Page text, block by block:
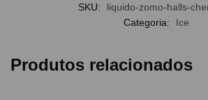
SKU:
liquido-zomo-halls-
Categoria:
Ice
Produtos relacionados